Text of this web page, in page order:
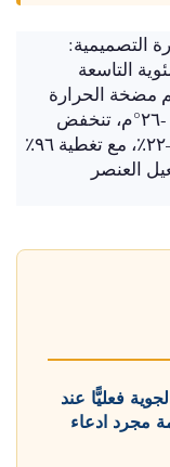
التصميمية:
التاسعة
وبتحديد حجم مضخة الحرارة
الجوية (ASHP) لتعمل عند -١٨°م بدلًا من -٢٦°م، تنخفض
التكلفة الرأسمالية الأولية عادةً بنسبة ١٥–٢٢٪، مع تغطية ٩٦٪
العنصر
فعليًّا عند
مجرد ادعاء